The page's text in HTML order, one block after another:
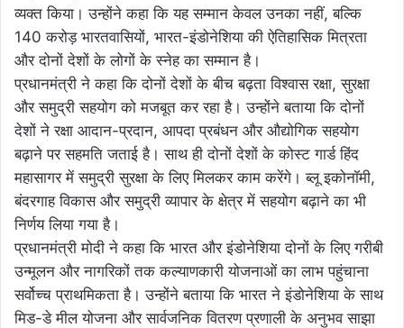
व्यक्त किया। उन्होंने कहा कि यह सम्मान केवल उनका नहीं, बल्कि
140 करोड़ भारतवासियों, भारत-इंडोनेशिया की ऐतिहासिक मित्रता
और दोनों देशों के लोगों के स्नेह का सम्मान है।
प्रधानमंत्री ने कहा कि दोनों देशों के बीच बढ़ता विश्वास रक्षा, सुरक्षा
और समुद्री सहयोग को मजबूत कर रहा है। उन्होंने बताया कि दोनों
देशों ने रक्षा आदान-प्रदान, आपदा प्रबंधन और औद्योगिक सहयोग
बढ़ाने पर सहमति जताई है। साथ ही दोनों देशों के कोस्ट गार्ड हिंद
महासागर में समुद्री सुरक्षा के लिए मिलकर काम करेंगे। ब्लू इकोनॉमी,
बंदरगाह विकास और समुद्री व्यापार के क्षेत्र में सहयोग बढ़ाने का भी
निर्णय लिया गया है।
प्रधानमंत्री मोदी ने कहा कि भारत और इंडोनेशिया दोनों के लिए गरीबी
उन्मूलन और नागरिकों तक कल्याणकारी योजनाओं का लाभ पहुंचाना
सर्वोच्च प्राथमिकता है। उन्होंने बताया कि भारत ने इंडोनेशिया के साथ
मिड-डे मील योजना और सार्वजनिक वितरण प्रणाली के अनुभव साझा